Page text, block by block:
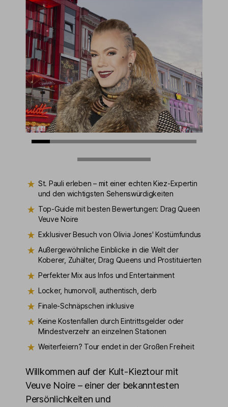
St. Pauli erleben – mit einer echten Kiez-Expertin
und den wichtigsten Sehenswürdigkeiten
Top-Guide mit besten Bewertungen: Drag Queen
Veuve Noire
Exklusiver Besuch von Olivia Jones' Kostümfundus
Außergewöhnliche Einblicke in die Welt der
Koberer, Zuhälter, Drag Queens und Prostituierten
Perfekter Mix aus Infos und Entertainment
Locker, humorvoll, authentisch, derb
Finale-Schnäpschen inklusive
Keine Kostenfallen durch Eintrittsgelder oder
Mindestverzehr an einzelnen Stationen
Weiterfeiern? Tour endet in der Großen Freiheit
Willkommen auf der Kult-Kieztour mit
Veuve Noire – einer der bekanntesten
Persönlichkeiten und